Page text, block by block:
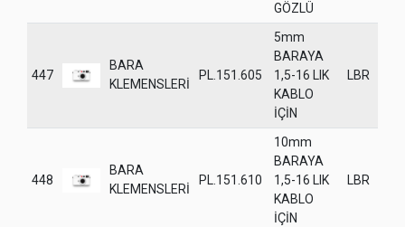
GÖZLÜ
447
BARA
KLEMENSLERİ
PL.151.605
5mm
BARAYA
1,5-16 LIK
KABLO
İÇİN
LBR
448
BARA
KLEMENSLERİ
PL.151.610
10mm
BARAYA
1,5-16 LIK
KABLO
İÇİN
LBR